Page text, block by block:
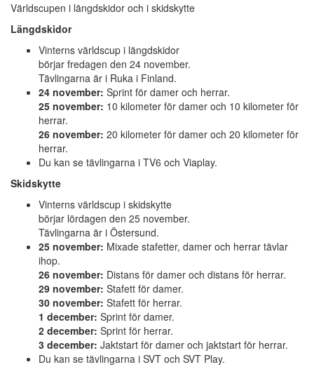
Världscupen i längdskidor och i skidskytte
Längdskidor
Vinterns världscup i längdskidor
börjar fredagen den 24 november.
Tävlingarna är i Ruka i Finland.
24 november: Sprint för damer och herrar.
25 november: 10 kilometer för damer och 10 kilometer för
herrar.
26 november: 20 kilometer för damer och 20 kilometer för
herrar.
Du kan se tävlingarna i TV6 och Viaplay.
Skidskytte
Vinterns världscup i skidskytte
börjar lördagen den 25 november.
Tävlingarna är i Östersund.
25 november: Mixade stafetter, damer och herrar tävlar
ihop.
26 november: Distans för damer och distans för herrar.
29 november: Stafett för damer.
30 november: Stafett för herrar.
1 december: Sprint för damer.
2 december: Sprint för herrar.
3 december: Jaktstart för damer och jaktstart för herrar.
Du kan se tävlingarna i SVT och SVT Play.